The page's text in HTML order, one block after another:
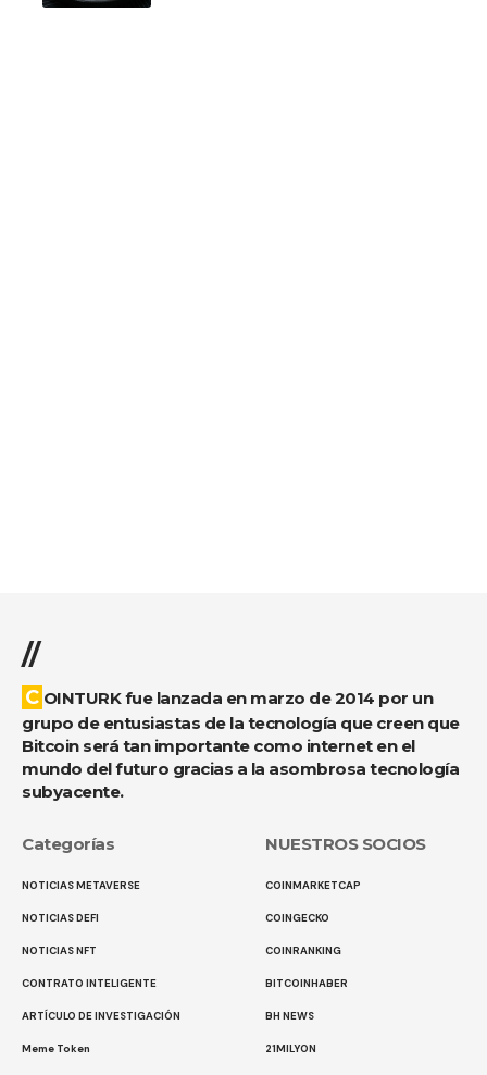
//
COINTURK fue lanzada en marzo de 2014 por un
grupo de entusiastas de la tecnología que creen que
Bitcoin será tan importante como internet en el
mundo del futuro gracias a la asombrosa tecnología
subyacente.
Categorías
NOTICIAS METAVERSE
NOTICIAS DEFI
NOTICIAS NFT
CONTRATO INTELIGENTE
ARTÍCULO DE INVESTIGACIÓN
Meme Token
NUESTROS SOCIOS
COINMARKETCAP
COINGECKO
COINRANKING
BITCOINHABER
BH NEWS
21MILYON